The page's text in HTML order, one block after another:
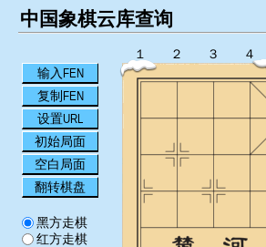
中国象棋云库查询
输入FEN
复制FEN
设置URL
初始局面
空白局面
翻转棋盘
黑方走棋
红方走棋
１ ２ ３ ４